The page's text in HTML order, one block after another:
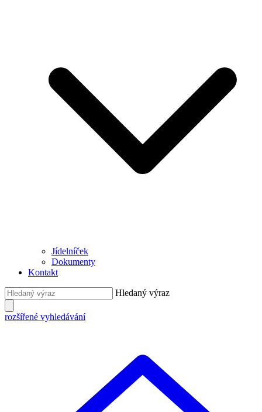
Jídelníček
Dokumenty
Kontakt
Hledaný výraz
rozšířené vyhledávání